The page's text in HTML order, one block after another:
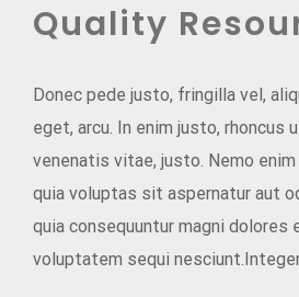
Quality
Donec pede justo, fringilla vel,
eget, arcu. In enim justo, rhoncus
venenatis vitae, justo. Nemo
quia voluptas sit aspernatur aut
quia consequuntur magni dolores
voluptatem sequi